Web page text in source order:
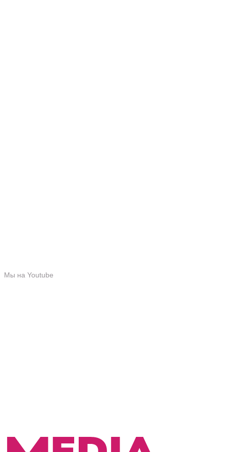
Мы на Youtube